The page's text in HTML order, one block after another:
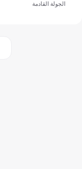
الجولة القادمة